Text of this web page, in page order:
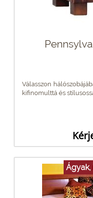
Válasszon
kifinomulttá és